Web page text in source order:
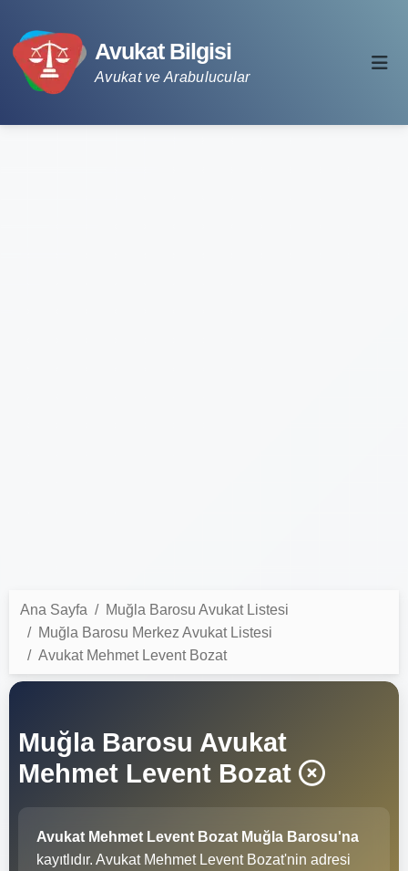
Avukat Bilgisi
Avukat ve Arabulucular
Ana Sayfa
Muğla Barosu Avukat Listesi
Muğla Barosu Merkez Avukat Listesi
Avukat Mehmet Levent Bozat
Muğla Barosu Avukat
Mehmet Levent Bozat
Avukat Mehmet Levent Bozat Muğla Barosu'na
kayıtlıdır. Avukat Mehmet Levent Bozat'nin adresi